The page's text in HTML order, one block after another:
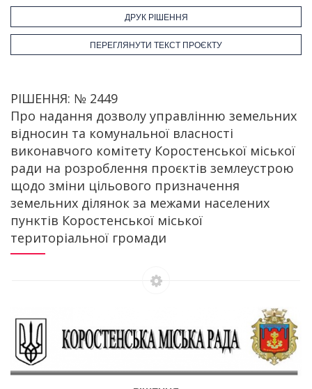
ДРУК РІШЕННЯ
ПЕРЕГЛЯНУТИ ТЕКСТ ПРОЄКТУ
РІШЕННЯ: № 2449
Про надання дозволу управлінню земельних
відносин та комунальної власності
виконавчого комітету Коростенської міської
ради на розроблення проєктів землеустрою
щодо зміни цільового призначення
земельних ділянок за межами населених
пунктів Коростенської міської
територіальної громади